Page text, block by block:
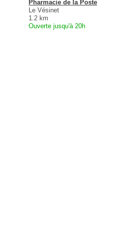
Pharmacie de la Poste
Le Vésinet
1.2 km
Ouverte jusqu'à 20h